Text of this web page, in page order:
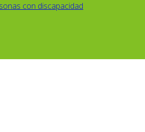
con discapacidad